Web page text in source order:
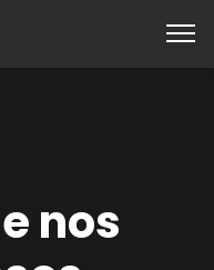
nos